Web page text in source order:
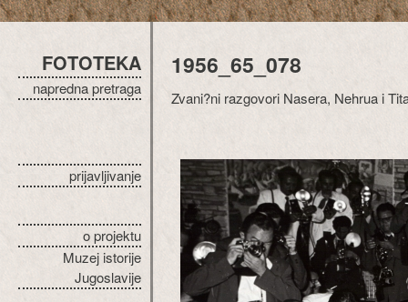
FOTOTEKA
napredna pretraga
prijavljivanje
o projektu
Muzej istorije
Jugoslavije
1956_65_078
Zvani?ni razgovori Nasera, Nehrua i